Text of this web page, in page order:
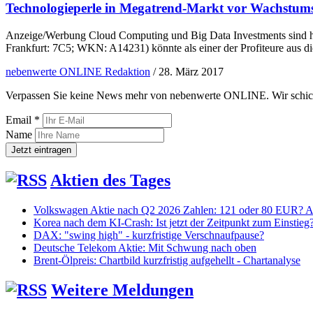
Technologieperle in Megatrend-Markt vor
Anzeige/Werbung Cloud Computing und Big Data Investments
Frankfurt: 7C5; WKN: A14231) könnte als einer der Profiteure aus
nebenwerte ONLINE Redaktion / 28. März 2017
Verpassen Sie keine News mehr von nebenwerte ONLINE. Wir
Email *
Name
Aktien des Tages
Volkswagen Aktie nach Q2 2026 Zahlen: 121 oder 80 EUR?
Korea nach dem KI-Crash: Ist jetzt der Zeitpunkt zum
DAX: "swing high" - kurzfristige Verschnaufpause?
Deutsche Telekom Aktie: Mit Schwung nach oben
Brent-Ölpreis: Chartbild kurzfristig aufgehellt - Chartanalyse
Weitere Meldungen